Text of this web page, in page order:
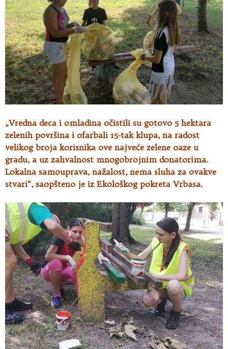
„Vredna deca i omladina očistili su gotovo 5 hektara
zelenih površina i ofarbali 15-tak klupa, na radost
velikog broja korisnika ove najveće zelene oaze u
gradu, a uz zahvalnost mnogobrojnim donatorima.
Lokalna samouprava, nažalost, nema sluha za ovakve
stvari“, saopšteno je iz Ekološkog pokreta Vrbasa.